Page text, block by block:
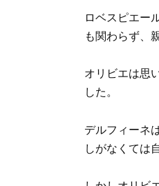
ロベスピエー
も関わらず、
オリビエは思
した。
デルフィーネ
しがなくては